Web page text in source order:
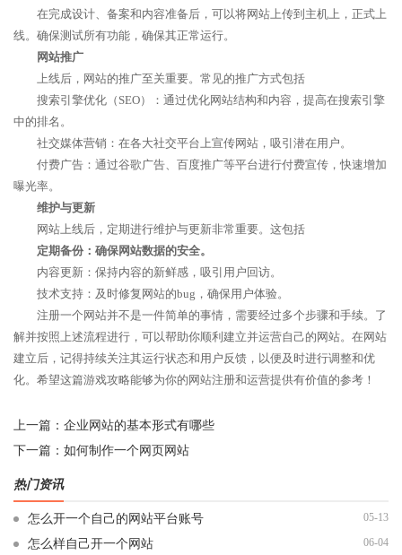
在完成设计、备案和内容准备后，可以将网站上传到主机上，正式上
线。确保测试所有功能，确保其正常运行。
网站推广
上线后，网站的推广至关重要。常见的推广方式包括
搜索引擎优化（SEO）：通过优化网站结构和内容，提高在搜索引擎
中的排名。
社交媒体营销：在各大社交平台上宣传网站，吸引潜在用户。
付费广告：通过谷歌广告、百度推广等平台进行付费宣传，快速增加
曝光率。
维护与更新
网站上线后，定期进行维护与更新非常重要。这包括
定期备份：确保网站数据的安全。
内容更新：保持内容的新鲜感，吸引用户回访。
技术支持：及时修复网站的bug，确保用户体验。
注册一个网站并不是一件简单的事情，需要经过多个步骤和手续。了
解并按照上述流程进行，可以帮助你顺利建立并运营自己的网站。在网站
建立后，记得持续关注其运行状态和用户反馈，以便及时进行调整和优
化。希望这篇游戏攻略能够为你的网站注册和运营提供有价值的参考！
上一篇： 企业网站的基本形式有哪些
下一篇： 如何制作一个网页网站
热门资讯
怎么开一个自己的网站平台账号 05-13
怎么样自己开一个网站 06-04